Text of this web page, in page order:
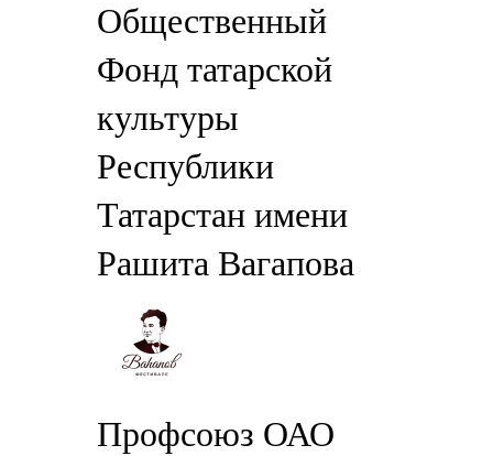
Общественный
Фонд татарской
культуры
Республики
Татарстан имени
Рашита Вагапова
Профсоюз ОАО